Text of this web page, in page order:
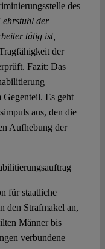
des
der
tätig ist,
der
Fazit: Das
Es geht
aus, den die
Aufhebung der
für staatliche
den Strafmakel an,
Männer bis
verbundene